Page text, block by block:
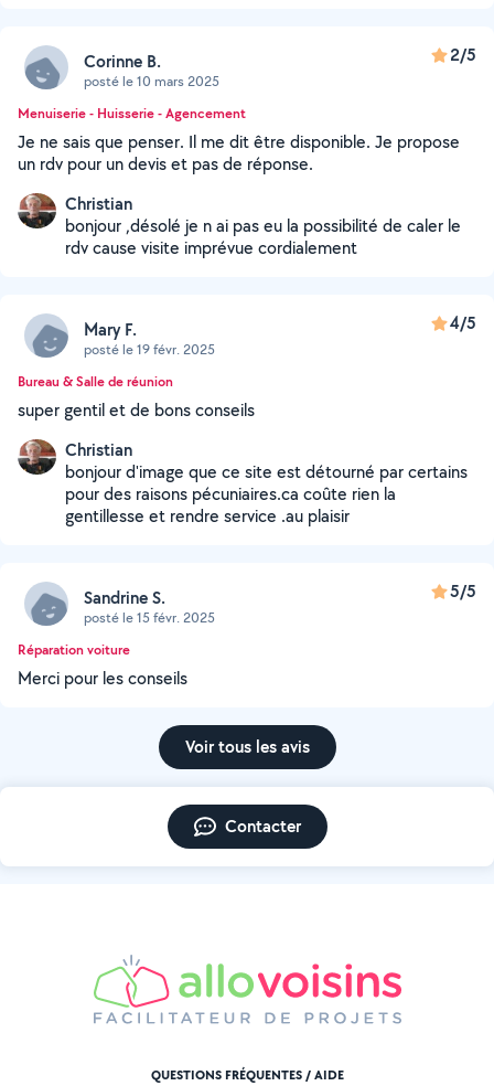
Corinne B.
posté le 10 mars 2025
2/5
Menuiserie - Huisserie - Agencement
Je ne sais que penser. Il me dit être disponible. Je propose
un rdv pour un devis et pas de réponse.
Christian
bonjour ,désolé je n ai pas eu la possibilité de caler le
rdv cause visite imprévue cordialement
Mary F.
posté le 19 févr. 2025
4/5
Bureau & Salle de réunion
super gentil et de bons conseils
Christian
bonjour d'image que ce site est détourné par certains
pour des raisons pécuniaires.ca coûte rien la
gentillesse et rendre service .au plaisir
Sandrine S.
posté le 15 févr. 2025
5/5
Réparation voiture
Merci pour les conseils
Voir tous les avis
Contacter
QUESTIONS FRÉQUENTES / AIDE